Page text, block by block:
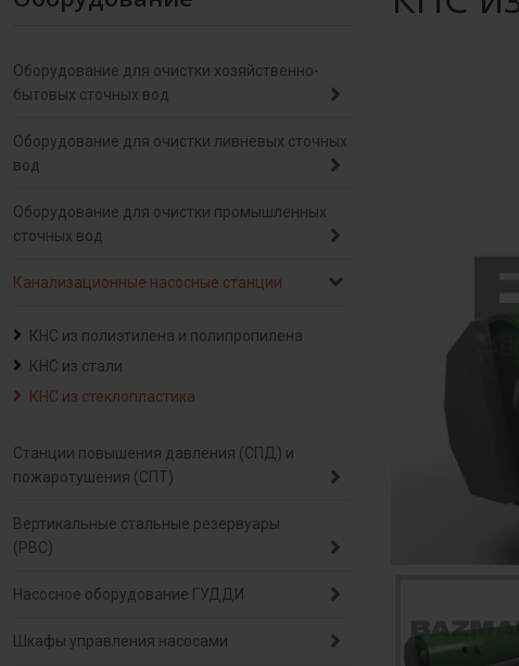
Оборудование для очистки хозяйственно-
бытовых сточных вод
Оборудование для очистки ливневых сточных
вод
Оборудование для очистки промышленных
сточных вод
Канализационные насосные станции
КНС из полиэтилена и полипропилена
КНС из стали
КНС из стеклопластика
Станции повышения давления (СПД) и
пожаротушения (СПТ)
Вертикальные стальные резервуары
(РВС)
Насосное оборудование ГУДДИ
Шкафы управления насосами